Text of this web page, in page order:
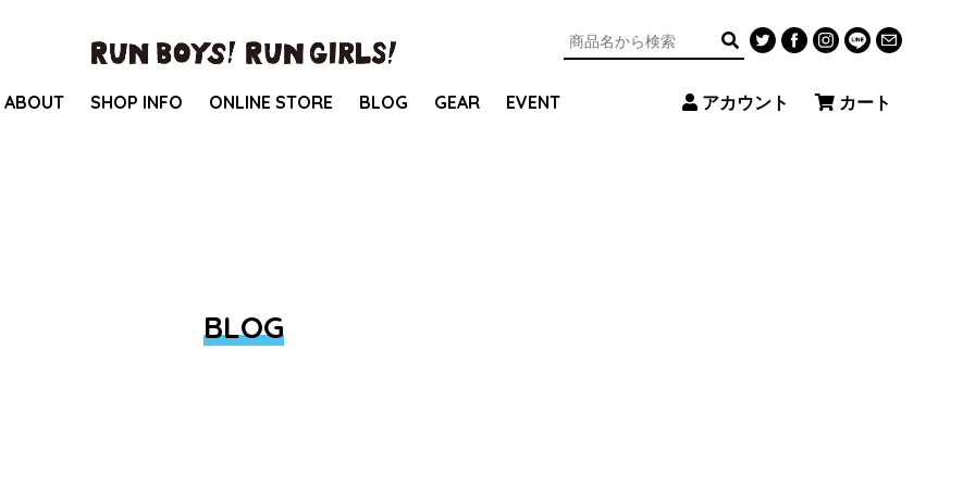
ABOUT SHOP INFO ONLINE STORE BLOG GEAR EVENT アカウント カート
BLOG